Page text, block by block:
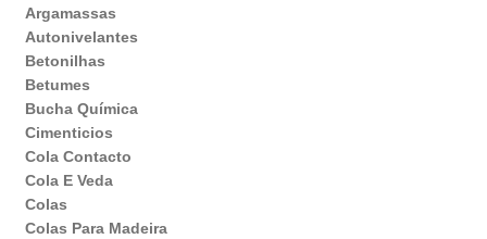
Argamassas
Autonivelantes
Betonilhas
Betumes
Bucha Química
Cimenticios
Cola Contacto
Cola E Veda
Colas
Colas Para Madeira